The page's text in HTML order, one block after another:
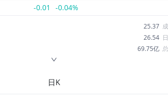
-0.01 -0.04%
25.37
26.54
69.75亿
日K